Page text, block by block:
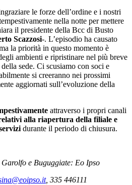
le forze dell’ordine e i nostri
nella notte per mettere
il presidente della Bcc di Busto
Scazzosi-. L’episodio ha causato
la priorità in questo momento è
ambienti e ripristinare nel più breve
sede. Ci scusiamo con soci e
si creeranno nei prossimi
aggiornati sull’evoluzione della
attraverso i propri canali
alla riapertura della filiale e
durante il periodo di chiusura.
e Buguggiate: Eo Ipso
, 335 446111